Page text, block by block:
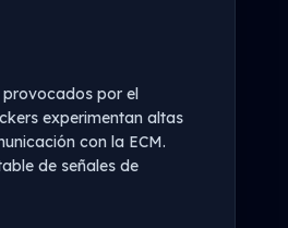
por el
experimentan altas
con la ECM.
de señales de